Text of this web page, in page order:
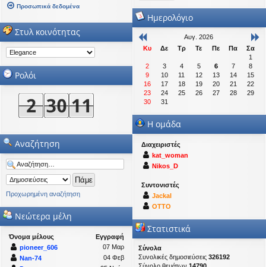
Προσωπικά δεδομένα
Στυλ κοινότητας
Ρολόι
Αναζήτηση
Προχωρημένη αναζήτηση
Νεώτερα μέλη
Όνομα μέλους
Εγγραφή
pioneer_606
07 Μαρ
Nan-74
04 Φεβ
Ημερολόγιο
Αυγ. 2026
Κυ
Δε Τρ Τε Πε Πα
Σα
1
2
3 4 5 6 7
8
9
10 11 12 13 14
15
16
17 18 19 20 21
22
23
24 25 26 27 28
29
30
31
Η ομάδα
Διαχειριστές
kat_woman
Nikos_D
Συντονιστές
Jackal
OTTO
Στατιστικά
Σύνολα
Συνολικές δημοσιεύσεις326192